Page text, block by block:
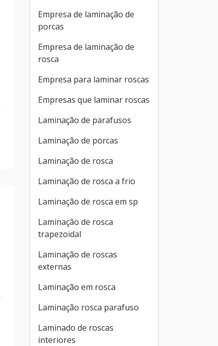
Empresa de laminação de
porcas
Empresa de laminação de
rosca
Empresa para laminar roscas
Empresas que laminar roscas
Laminação de parafusos
Laminação de porcas
Laminação de rosca
Laminação de rosca a frio
Laminação de rosca em sp
Laminação de rosca
trapezoidal
Laminação de roscas
externas
Laminação em rosca
Laminação rosca parafuso
Laminado de roscas
interiores